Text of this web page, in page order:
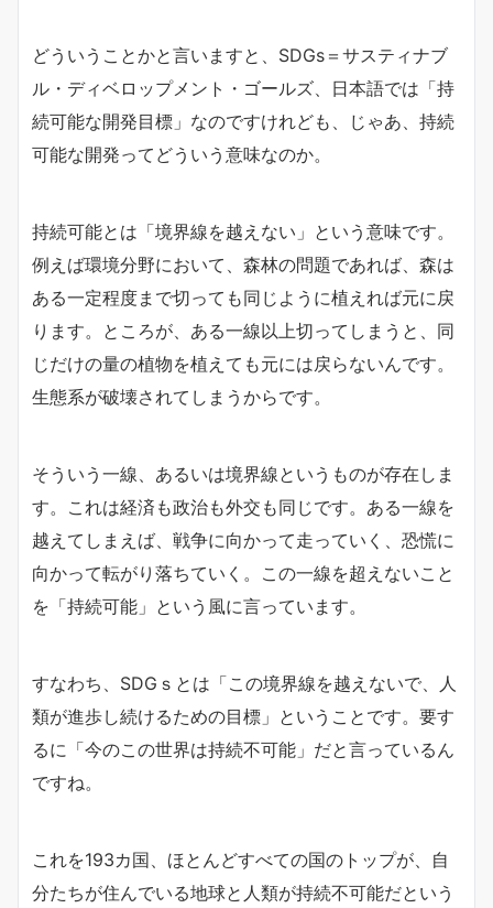
どういうことかと言いますと、SDGs＝サスティナブ
ル・ディベロップメント・ゴールズ、日本語では「持
続可能な開発目標」なのですけれども、じゃあ、持続
可能な開発ってどういう意味なのか。
持続可能とは「境界線を越えない」という意味です。
例えば環境分野において、森林の問題であれば、森は
ある一定程度まで切っても同じように植えれば元に戻
ります。ところが、ある一線以上切ってしまうと、同
じだけの量の植物を植えても元には戻らないんです。
生態系が破壊されてしまうからです。
そういう一線、あるいは境界線というものが存在しま
す。これは経済も政治も外交も同じです。ある一線を
越えてしまえば、戦争に向かって走っていく、恐慌に
向かって転がり落ちていく。この一線を超えないこと
を「持続可能」という風に言っています。
すなわち、SDGｓとは「この境界線を越えないで、人
類が進歩し続けるための目標」ということです。要す
るに「今のこの世界は持続不可能」だと言っているん
ですね。
これを193カ国、ほとんどすべての国のトップが、自
分たちが住んでいる地球と人類が持続不可能だという